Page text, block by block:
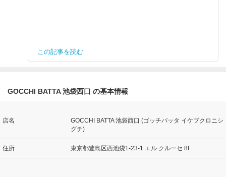
この記事を読む
GOCCHI BATTA 池袋西口 の基本情報
店名
GOCCHI BATTA 池袋西口 (ゴッチバッタ イケブクロニシ
グチ)
住所 東京都豊島区西池袋1-23-1 エル クルーセ 8F